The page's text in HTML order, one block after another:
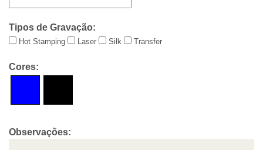
Tipos de Gravação:
Hot Stamping Laser Silk Transfer
Cores:
Observações: